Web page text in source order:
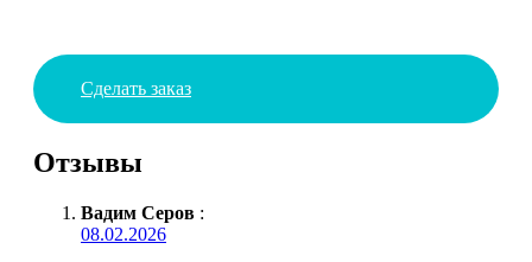
Сделать заказ
Отзывы
Вадим Серов :
08.02.2026